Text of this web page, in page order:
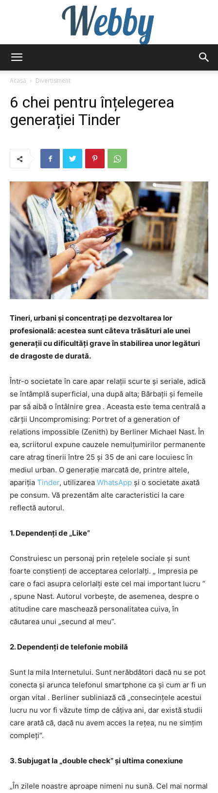
Acasă
Divertisment
6 chei pentru înțelegerea
generației Tinder
Tineri, urbani și concentrați pe dezvoltarea lor
profesională: acestea sunt câteva trăsături ale unei
generații cu dificultăți grave în stabilirea unor legături
de dragoste de durată.
Într-o societate în care apar relații scurte și seriale, adică
se întâmplă superficial, una după alta; Bărbații și femeile
par să aibă o întâlnire grea . Aceasta este tema centrală a
cărții Uncompromising: Portret of a generation of
relations impossible (Zenith) by Berliner Michael Nast. În
ea, scriitorul expune cauzele nemulțumirilor permanente
care atrag tinerii între 25 și 35 de ani care locuiesc în
mediul urban. O generație marcată de, printre altele,
apariția Tinder, utilizarea WhatsApp și o societate axată
pe consum. Vă prezentăm alte caracteristici la care
reflectă autorul.
1. Dependenți de „Like”
Construiesc un personaj prin rețelele sociale și sunt
foarte conștienți de acceptarea celorlalți. „ Impresia pe
care o faci asupra celorlalți este cel mai important lucru ”
, spune Nast. Autorul vorbește, de asemenea, despre o
atitudine care maschează personalitatea cuiva, în
căutarea unui „secund al meu”.
2. Dependenți de telefonie mobilă
Sunt la mila Internetului. Sunt nerăbdători dacă nu se pot
conecta și arunca telefonul smartphone ca și cum ar fi un
organ vital . Berliner subliniază că „consecințele acestui
lucru nu vor fi văzute timp de câțiva ani, dar există studii
care arată că, dacă nu avem acces la rețea, nu ne simțim
compleți”.
3. Subjugat la „double check” și ultima conexiune
„În zilele noastre aproape nimeni nu sună. Cel mai normal